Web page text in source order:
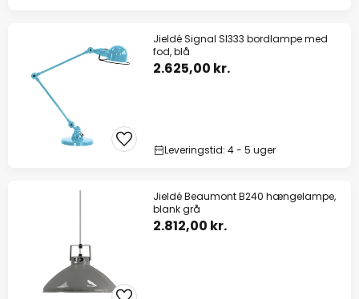
Jieldé Signal SI333 bordlampe med
fod, blå
2.625,00 kr.
Leveringstid: 4 - 5 uger
Jieldé Beaumont B240 hængelampe,
blank grå
2.812,00 kr.